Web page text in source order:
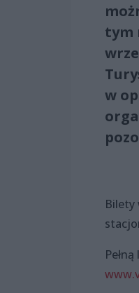
tym
w
Bilety